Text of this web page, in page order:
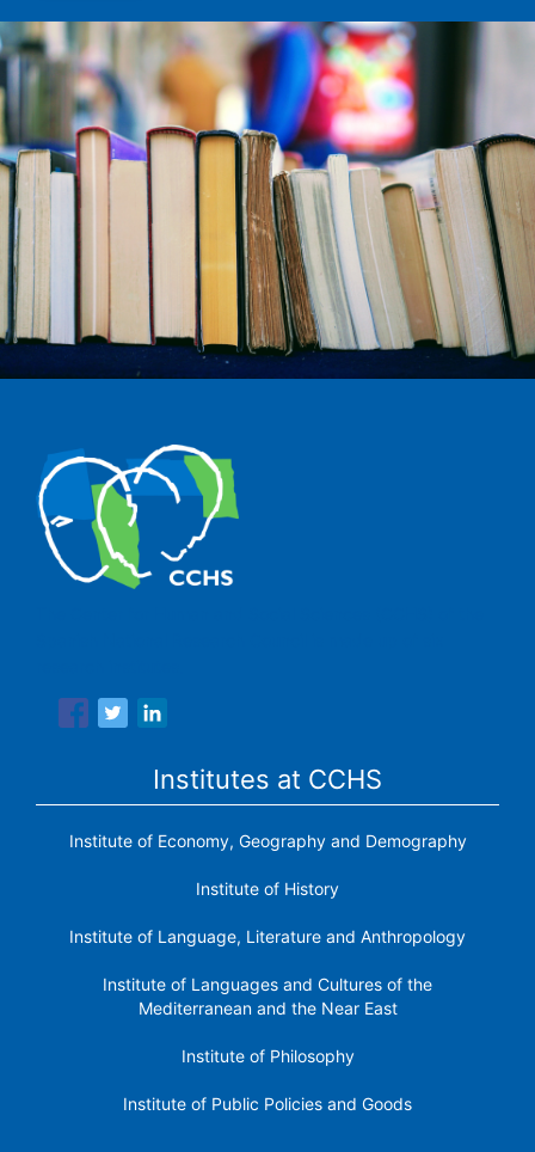
Institutes at CCHS
Institute of Economy, Geography and Demography
Institute of History
Institute of Language, Literature and Anthropology
Institute of Languages ​​and Cultures of the
Mediterranean and the Near East
Institute of Philosophy
Institute of Public Policies and Goods